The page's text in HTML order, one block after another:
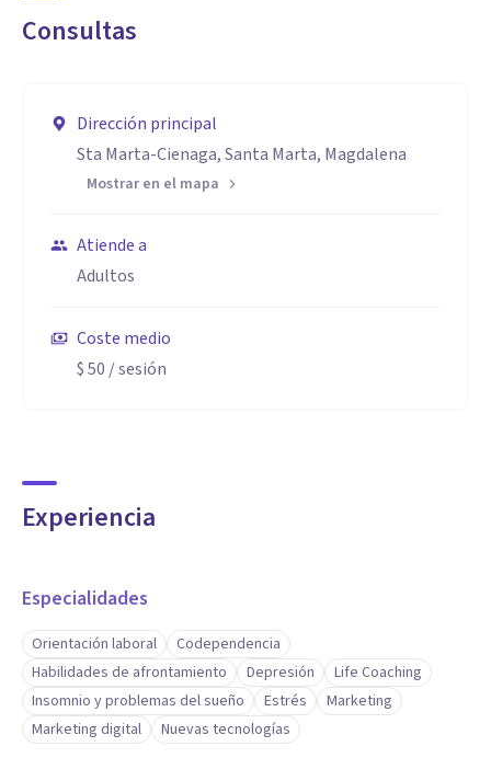
Consultas
Dirección principal
Sta Marta-Cienaga, Santa Marta, Magdalena
Mostrar en el mapa
Atiende a
Adultos
Coste medio
$ 50 / sesión
Experiencia
Especialidades
Orientación laboral
Codependencia
Habilidades de afrontamiento
Depresión
Life Coaching
Insomnio y problemas del sueño
Estrés
Marketing
Marketing digital
Nuevas tecnologías